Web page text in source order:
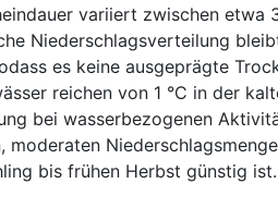
variiert zwischen
Niederschlagsverteilung
es keine ausgeprägte
reichen von 1 °C in der
bei wasserbezogenen
bis frühen Herbst günstig ist.